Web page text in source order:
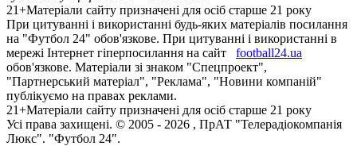
21+Матеріали сайту призначені для осіб старше 21 року
При цитуванні і використанні будь-яких матеріалів посилання
на "Футбол 24" обов'язкове. При цитуванні і використанні в
мережі Інтернет гіперпосилання на сайт
football24.ua
обов'язкове. Матеріали зі знаком "Спецпроект",
"Партнерський матеріал", "Реклама", "Новини компаній"
публікуємо на правах реклами.
21+Матеріали сайту призначені для осіб старше 21 року
Усi права захищенi. © 2005 - 2026 , ПрАТ "Телерадіокомпанія
Люкс". "Футбол 24".